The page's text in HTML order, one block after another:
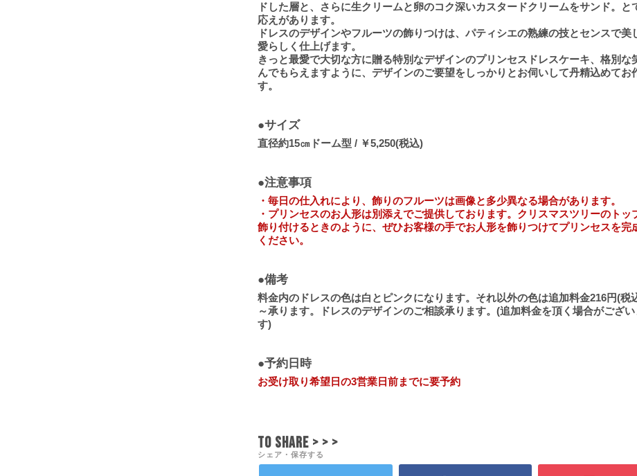
ドした層と、さらに生クリームと卵のコク深いカスタードクリームをサンド。と
応えがあります。
ドレスのデザインやフルーツの飾りつけは、パティシエの熟練の技とセンスで美
愛らしく仕上げます。
きっと最愛で大切な方に贈る特別なデザインのプリンセスドレスケーキ、格別な
んでもらえますように、デザインのご要望をしっかりとお伺いして丹精込めてお
す。
●サイズ
直径約15㎝ドーム型 / ￥5,250(税込)
●注意事項
・毎日の仕入れにより、飾りのフルーツは画像と多少異なる場合があります。
・プリンセスのお人形は別添えでご提供しております。クリスマスツリーのトッ
飾り付けるときのように、ぜひお客様の手でお人形を飾りつけてプリンセスを完
ください。
●備考
料金内のドレスの色は白とピンクになります。それ以外の色は追加料金216円(税
～承ります。ドレスのデザインのご相談承ります。(追加料金を頂く場合がござい
す)
●予約日時
お受け取り希望日の3営業日前までに要予約
TO SHARE > > >
シェア・保存する